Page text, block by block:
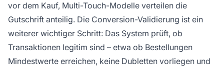
vor dem Kauf, Multi-Touch-Modelle verteilen die
Gutschrift anteilig. Die Conversion-Validierung ist ein
weiterer wichtiger Schritt: Das System prüft, ob
Transaktionen legitim sind – etwa ob Bestellungen
Mindestwerte erreichen, keine Dubletten vorliegen und